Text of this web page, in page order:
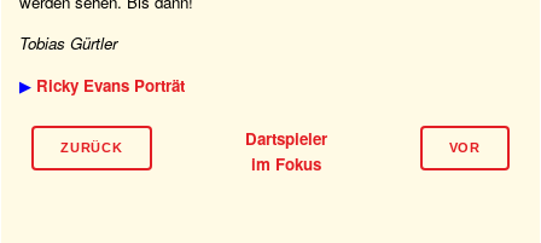
Tobias Gürtler
▶ Ricky Evans Porträt
ZURÜCK
Dartspieler
im Fokus
VOR